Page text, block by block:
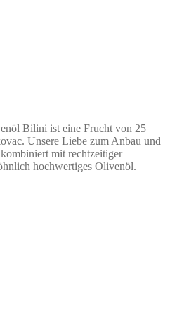
Bilini ist eine Frucht von 25
Unsere Liebe zum Anbau und
mit rechtzeitiger
hochwertiges Olivenöl.